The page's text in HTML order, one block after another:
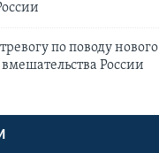
по поводу нового
России